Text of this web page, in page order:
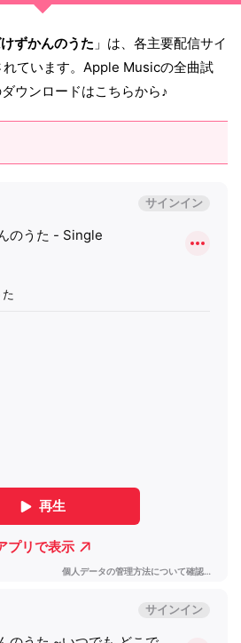
ずかんのうた 」は、各主要配信サイ
れています。Apple Musicの全曲試
ウンロードはこちらから♪